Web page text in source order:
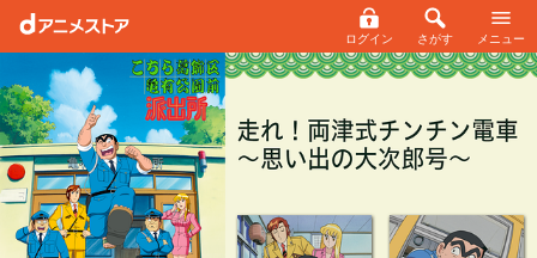
ログイン さがす メニュー